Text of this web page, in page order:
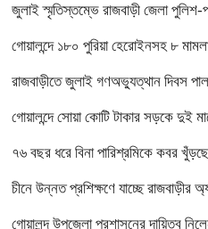
জুলাই স্মৃতিস্তম্ভে রাজবাড়ী জেলা পুলিশ-
গোয়ালন্দে ১৮০ পুরিয়া হেরোইনসহ ৮
রাজবাড়ীতে জুলাই গণঅভ্যুত্থান দিবস
গোয়ালন্দে সোয়া কোটি টাকার সড়কে দুই
৭৬ বছর ধরে বিনা পারিশ্রমিকে কবর
চীনে উন্নত প্রশিক্ষণে যাচ্ছে রাজবাড়ীর
গোয়ালন্দ উপজেলা প্রশাসনের দায়িত্ব